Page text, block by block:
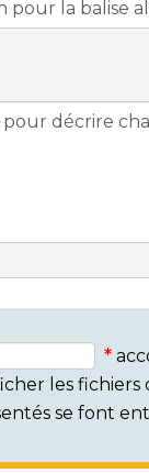
les
se font